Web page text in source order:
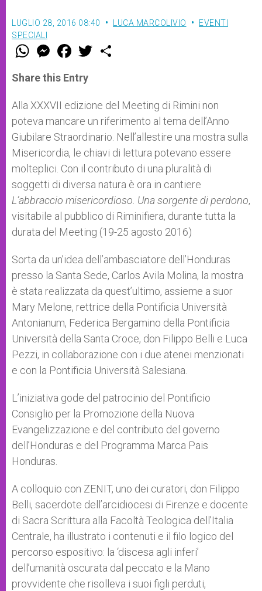
LUGLIO 28, 2016 08:40 LUCA MARCOLIVIO
EVENTI
SPECIALI
W
t
s
p
p
M
e
s
e
g
e
r
F
a
e
b
o
k
w
r
Share this Entry
Alla XXXVII edizione del Meeting di Rimini non
poteva mancare un riferimento al tema dell’Anno
Giubilare Straordinario. Nell’allestire una mostra sulla
Misericordia, le chiavi di lettura potevano essere
molteplici. Con il contributo di una pluralità di
soggetti di diversa natura è ora in cantiere
L’abbraccio misericordioso. Una sorgente di perdono,
visitabile al pubblico di Riminifiera, durante tutta la
durata del Meeting (19-25 agosto 2016)
Sorta da un’idea dell’ambasciatore dell’Honduras
presso la Santa Sede, Carlos Avila Molina, la mostra
è stata realizzata da quest’ultimo, assieme a suor
Mary Melone, rettrice della Pontificia Università
Antonianum, Federica Bergamino della Pontificia
Università della Santa Croce, don Filippo Belli e Luca
Pezzi, in collaborazione con i due atenei menzionati
e con la Pontificia Università Salesiana.
L’iniziativa gode del patrocinio del Pontificio
Consiglio per la Promozione della Nuova
Evangelizzazione e del contributo del governo
dell’Honduras e del Programma Marca Pais
Honduras.
A colloquio con ZENIT, uno dei curatori, don Filippo
Belli, sacerdote dell’arcidiocesi di Firenze e docente
di Sacra Scrittura alla Facoltà Teologica dell’Italia
Centrale, ha illustrato i contenuti e il filo logico del
percorso espositivo: la ‘discesa agli inferi’
dell’umanità oscurata dal peccato e la Mano
provvidente che risolleva i suoi figli perduti,